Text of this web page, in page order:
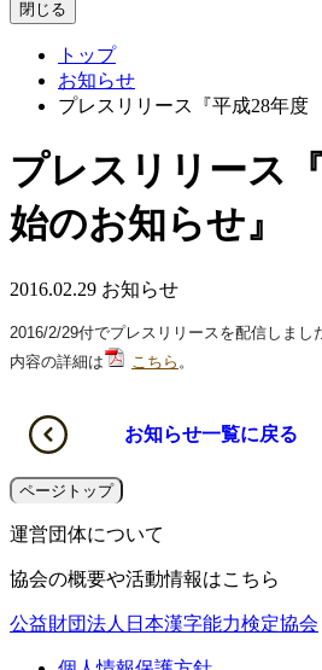
閉じる
トップ
お知らせ
プレスリリース『平成28年度
プレスリリース
始のお知らせ』
2016.02.29 お知らせ
2016/2/29付でプレスリリースを配信しまし
内容の詳細は
こちら 。
お知らせ一覧に戻る
ページトップ
運営団体について
協会の概要や活動情報はこちら
公益財団法人日本漢字能力検定協会